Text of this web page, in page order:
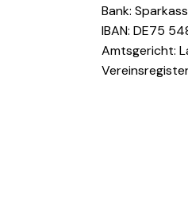
Bank:
IBAN: DE75
Amtsgericht: